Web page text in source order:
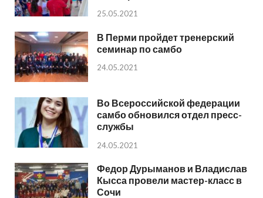
25.05.2021
В Перми пройдет тренерский
семинар по самбо
24.05.2021
Во Всероссийской федерации
самбо обновился отдел пресс-
службы
24.05.2021
Федор Дурыманов и Владислав
Кысса провели мастер-класс в
Сочи